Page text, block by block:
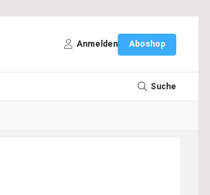
Anmelden Aboshop
Suche